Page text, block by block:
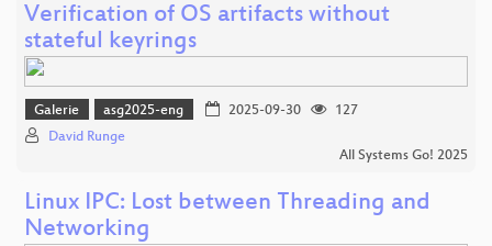
Verification of OS artifacts without
stateful keyrings
Galerie asg2025-eng 2025-09-30
127
David Runge
All Systems Go! 2025
Linux IPC: Lost between Threading and
Networking